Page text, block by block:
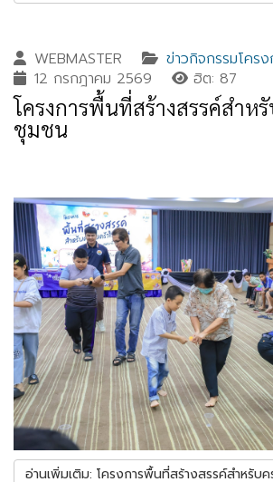
WEBMASTER
ข่าวกิจกรรมโครง
12 กรกฎาคม 2569
ฮิต: 87
โครงการพื้นที่สร้างสรรค์สำห
ชุมชน
อ่านเพิ่มเติม: โครงการพื้นที่สร้างสรรค์สำหรับ